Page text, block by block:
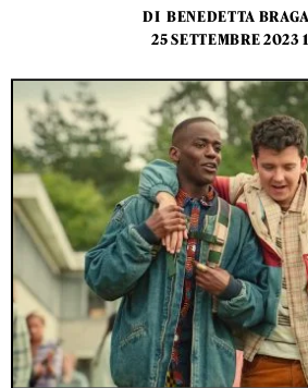
DI BENEDETTA
25 SETTEMBRE 2023